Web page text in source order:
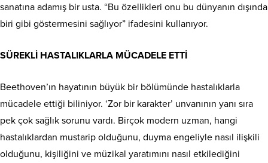
sanatına adamış bir usta. “Bu özellikleri onu bu dünyanın dışında
biri gibi göstermesini sağlıyor” ifadesini kullanıyor.
SÜREKLİ HASTALIKLARLA MÜCADELE ETTİ
Beethoven’ın hayatının büyük bir bölümünde hastalıklarla
mücadele ettiği biliniyor. ‘Zor bir karakter’ unvanının yanı sıra
pek çok sağlık sorunu vardı. Birçok modern uzman, hangi
hastalıklardan mustarip olduğunu, duyma engeliyle nasıl ilişkili
olduğunu, kişiliğini ve müzikal yaratımını nasıl etkilediğini